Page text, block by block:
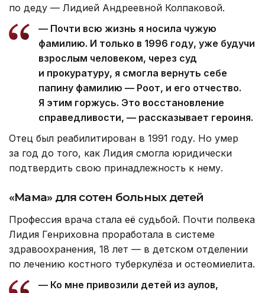
по деду — Лидией Андреевной Колпаковой.
— Почти всю жизнь я носила чужую
фамилию. И только в 1996 году, уже будучи
взрослым человеком, через суд
и прокуратуру, я смогла вернуть себе
папину фамилию — Роот, и его отчество.
Я этим горжусь. Это восстановление
справедливости, — рассказывает героиня.
Отец был реабилитирован в 1991 году. Но умер
за год до того, как Лидия смогла юридически
подтвердить свою принадлежность к нему.
«Мама» для сотен больных детей
Профессия врача стала её судьбой. Почти полвека
Лидия Генриховна проработала в системе
здравоохранения, 18 лет — в детском отделении
по лечению костного туберкулёза и остеомиелита.
— Ко мне привозили детей из аулов,